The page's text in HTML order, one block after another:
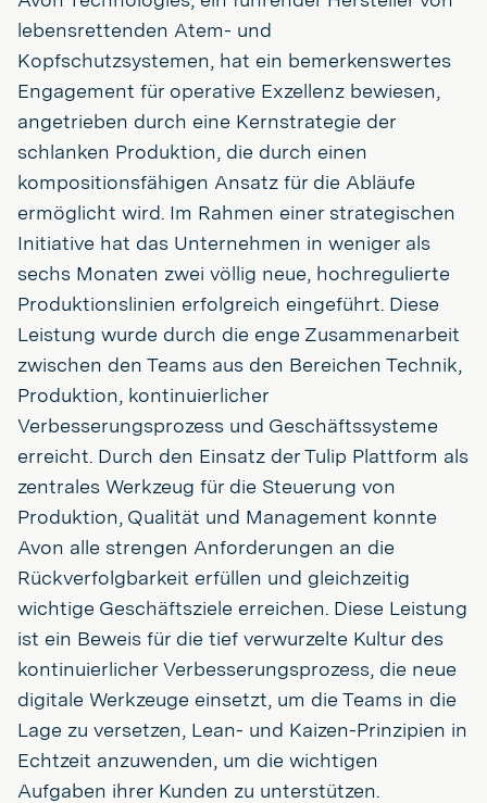
lebensrettenden Atem- und
Kopfschutzsystemen, hat ein bemerkenswertes
Engagement für operative Exzellenz bewiesen,
angetrieben durch eine Kernstrategie der
schlanken Produktion, die durch einen
kompositionsfähigen Ansatz für die Abläufe
ermöglicht wird. Im Rahmen einer strategischen
Initiative hat das Unternehmen in weniger als
sechs Monaten zwei völlig neue, hochregulierte
Produktionslinien erfolgreich eingeführt. Diese
Leistung wurde durch die enge Zusammenarbeit
zwischen den Teams aus den Bereichen Technik,
Produktion, kontinuierlicher
Verbesserungsprozess und Geschäftssysteme
erreicht. Durch den Einsatz der Tulip Plattform als
zentrales Werkzeug für die Steuerung von
Produktion, Qualität und Management konnte
Avon alle strengen Anforderungen an die
Rückverfolgbarkeit erfüllen und gleichzeitig
wichtige Geschäftsziele erreichen. Diese Leistung
ist ein Beweis für die tief verwurzelte Kultur des
kontinuierlicher Verbesserungsprozess, die neue
digitale Werkzeuge einsetzt, um die Teams in die
Lage zu versetzen, Lean- und Kaizen-Prinzipien in
Echtzeit anzuwenden, um die wichtigen
Aufgaben ihrer Kunden zu unterstützen.